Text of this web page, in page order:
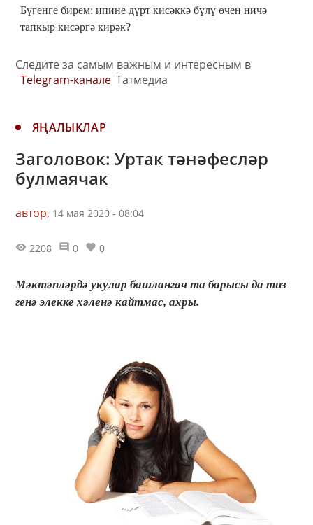
Бүгенге бирем: ипине дүрт кисәккә бүлү өчен ничә
тапкыр кисәргә кирәк?
Следите за самым важным и интересным в
Telegram-канале Татмедиа
ЯҢАЛЫКЛАР
Заголовок: Уртак тәнәфесләр
булмаячак
автор, 14 мая 2020 - 08:04
2208 0 0
Мәктәпләрдә укулар башлангач та барысы да тиз
генә элекке хәленә кайтмас, ахры.